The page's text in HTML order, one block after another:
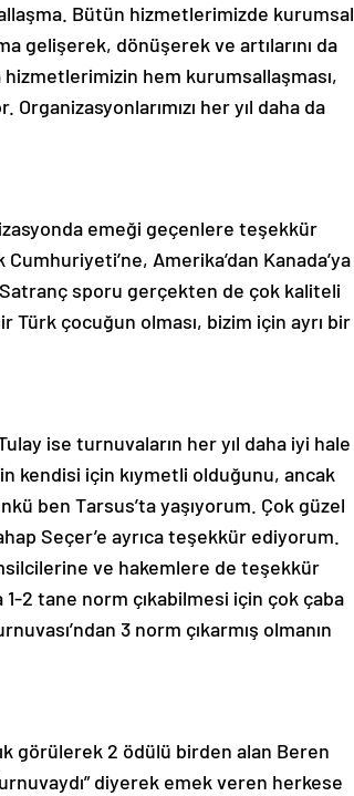
Bütün hizmetlerimizde kurumsal
gelişerek, dönüşerek ve artılarını da
hizmetlerimizin hem kurumsallaşması,
her yıl daha da
emeği geçenlere teşekkür
Amerika’dan Kanada’ya
sporu gerçekten de çok kaliteli
Türk çocuğun olması, bizim için ayrı bir
ise turnuvaların her yıl daha iyi hale
için kıymetli olduğunu, ancak
ben Tarsus’ta yaşıyorum. Çok güzel
Seçer’e ayrıca teşekkür ediyorum.
ve hakemlere de teşekkür
2 tane norm çıkabilmesi için çok çaba
3 norm çıkarmış olmanın
görülerek 2 ödülü birden alan Beren
diyerek emek veren herkese